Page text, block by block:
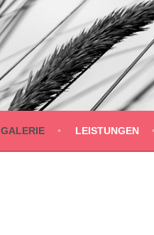
GALERIE LEISTUNGEN